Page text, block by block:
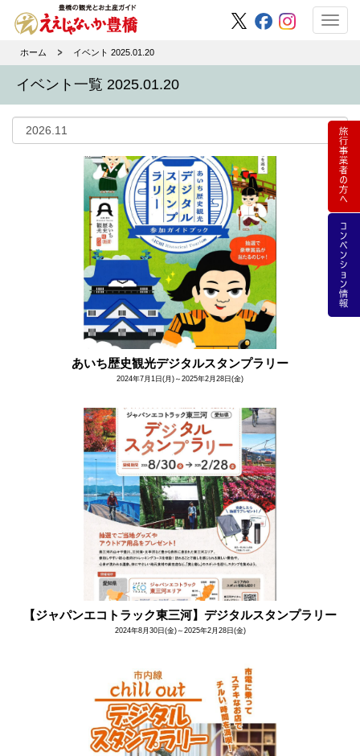
ホーム イベント 2025.01.20
イベント一覧 2025.01.20
あいち歴史観光デジタルスタンプラリー
2024年7月1日(月)～2025年2月28日(金)
【ジャパンエコトラック東三河】デジタルスタンプラリー
2024年8月30日(金)～2025年2月28日(金)